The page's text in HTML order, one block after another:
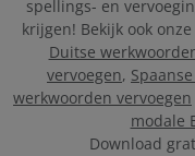
spellings- en
krijgen! Bekijk ook
Duitse
vervoegen,
werkwoorden vervoegen
modale
Download